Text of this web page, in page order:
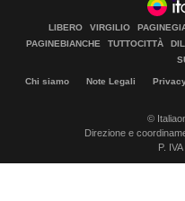
LIBERO VIRGILIO
PAGINEBIANCHE
TUTTOCITTÀ
Chi siamo Note Legali
©
Direzione e
P.